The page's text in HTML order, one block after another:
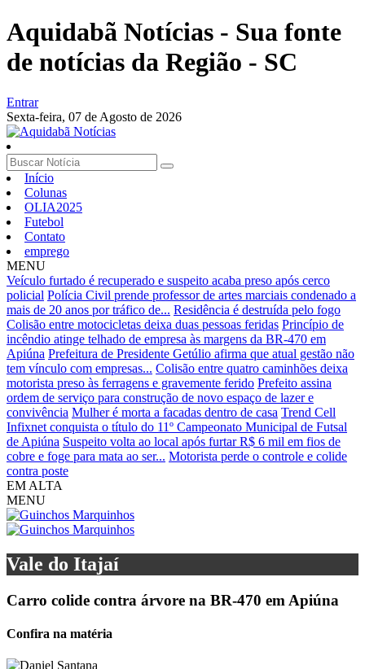
Aquidabã Notícias - Sua fonte
de notícias da Região - SC
Entrar
Sexta-feira, 07 de Agosto de 2026
Início
Colunas
OLIA2025
Futebol
Contato
emprego
MENU
Veículo furtado é recuperado e suspeito acaba preso após cerco
policial Polícia Civil prende professor de artes marciais condenado a
mais de 20 anos por tráfico de... Residência é destruída pelo fogo
Colisão entre motocicletas deixa duas pessoas feridas Princípio de
incêndio atinge telhado de empresa às margens da BR-470 em
Apiúna Prefeitura de Presidente Getúlio afirma que atual gestão não
tem vínculo com empresas... Colisão entre quatro caminhões deixa
motorista preso às ferragens e gravemente ferido Prefeito assina
ordem de serviço para construção de novo espaço de lazer e
convivência Mulher é morta a facadas dentro de casa Trend Cell
Infixnet conquista o título do 11º Campeonato Municipal de Futsal
de Apiúna Suspeito volta ao local após furtar R$ 6 mil em fios de
cobre e foge para mata ao ser... Motorista perde o controle e colide
contra poste
EM ALTA
MENU
Vale do Itajaí
Carro colide contra árvore na BR-470 em Apiúna
Confira na matéria